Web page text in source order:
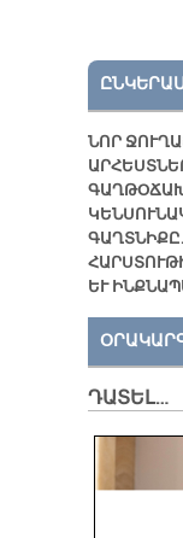
ՆՈՐ
ԳԱՂՏՆԻՔԸ.
ԵՒ
ԴԱՏԵԼ…